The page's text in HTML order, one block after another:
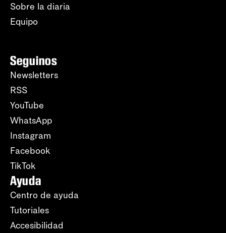
Sobre la diaria
Equipo
Seguinos
Newsletters
RSS
YouTube
WhatsApp
Instagram
Facebook
TikTok
Ayuda
Centro de ayuda
Tutoriales
Accesibilidad